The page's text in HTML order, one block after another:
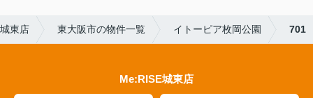
東店 東大阪市の物件一覧 イトーピア枚岡公園 701
Me:RISE城東店